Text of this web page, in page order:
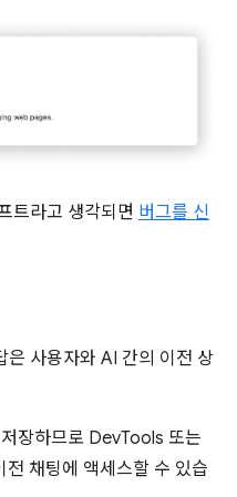
트라고 생각되면 버그를 신
은 사용자와 AI 간의 이전 상
장하므로 DevTools 또는
채팅에 액세스할 수 있습